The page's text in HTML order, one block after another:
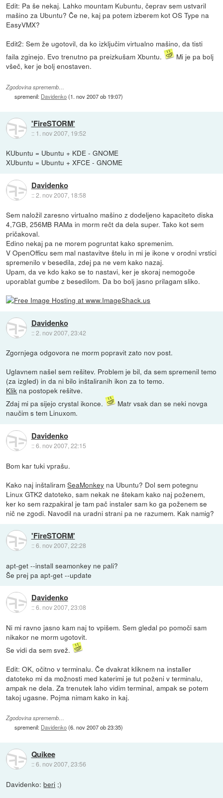
Edit: Pa še nekaj. Lahko mountam Kubuntu, čeprav sem ustvaril
mašino za Ubuntu? Če ne, kaj pa potem izberem kot OS Type na
EasyVMX?
Edit2: Sem že ugotovil, da ko izključim virtualno mašino, da tisti
faila zginejo. Evo trenutno pa preizkušam Xbuntu.
Mi je pa bolj
všeč, ker je bolj enostaven.
Zgodovina sprememb…
spremenil: Davidenko(1. nov 2007 ob 19:07)
'FireSTORM'
:: 1. nov 2007, 19:52
KUbuntu = Ubuntu + KDE - GNOME
XUbuntu = Ubuntu + XFCE - GNOME
Davidenko
::2. nov 2007, 18:58
Sem naložil zaresno virtualno mašino z dodeljeno kapaciteto diska
4,7GB, 256MB RAMa in morm rečt da dela super. Tako kot sem
pričakoval.
Edino nekaj pa ne morem pogruntat kako spremenim.
V OpenOfficu sem mal nastavitve štelu in mi je ikone v orodni vrstici
spremenilo v besedila, zdej pa ne vem kako nazaj.
Upam, da ve kdo kako se to nastavi, ker je skoraj nemogoče
uporablat gumbe z besedilom. Da bo bolj jasno prilagam sliko.
Davidenko
::2. nov 2007, 23:42
Zgornjega odgovora ne morm popravit zato nov post.
Uglavnem našel sem rešitev. Problem je bil, da sem spremenil temo
(za izgled) in da ni bilo inštaliranih ikon za to temo.
Klik na postopek rešitve.
Zdaj mi pa sijejo crystal ikonce.
Matr vsak dan se neki novga
naučim s tem Linuxom.
Davidenko
::6. nov 2007, 22:15
Bom kar tuki vprašu.
Kako naj inštaliramSeaMonkey na Ubuntu? Dol sem potegnu
Linux GTK2 datoteko, sam nekak ne štekam kako naj poženem,
ker ko sem razpakiral je tam pač instaler sam ko ga poženem se
nič ne zgodi. Navodil na uradni strani pa ne razumem. Kak namig?
'FireSTORM'
::6. nov 2007, 22:28
apt-get --install seamonkey ne pali?
Še prej pa apt-get --update
Davidenko
::6. nov 2007, 23:08
Ni mi ravno jasno kam naj to vpišem. Sem gledal po pomoči sam
nikakor ne morm ugotovit.
Se vidi da sem svež.
Edit: OK, očitno v terminalu. Če dvakrat kliknem na installer
datoteko mi da možnosti med katerimi je tut poženi v terminalu,
ampak ne dela. Za trenutek laho vidim terminal, ampak se potem
takoj ugasne. Pojma nimam kako in kaj.
Zgodovina sprememb…
spremenil: Davidenko(6. nov 2007 ob 23:35)
Quikee
::6. nov 2007, 23:56
Davidenko:beri ;)